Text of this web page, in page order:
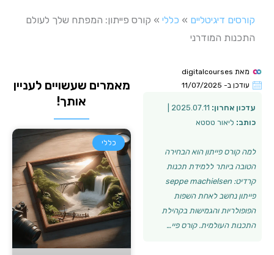
קורסים דיגיטליים » כללי » קורס פייתון: המפתח שלך לעולם
התכנות המודרני
מאת
עודכן ב- 11/07/2025
עדכון אחרון:
כותב: ליאור טסטא
למה קורס פייתון הוא הבחירה
הטובה ביותר ללמידת תכנות
קרדיט: seppe machielsen
פייתון נחשב לאחת השפות
הפופולריות והגמישות בקהילת
התכנות העולמית. קורס פיי…
מאמרים שעשויים לעניין
אותך!
כללי